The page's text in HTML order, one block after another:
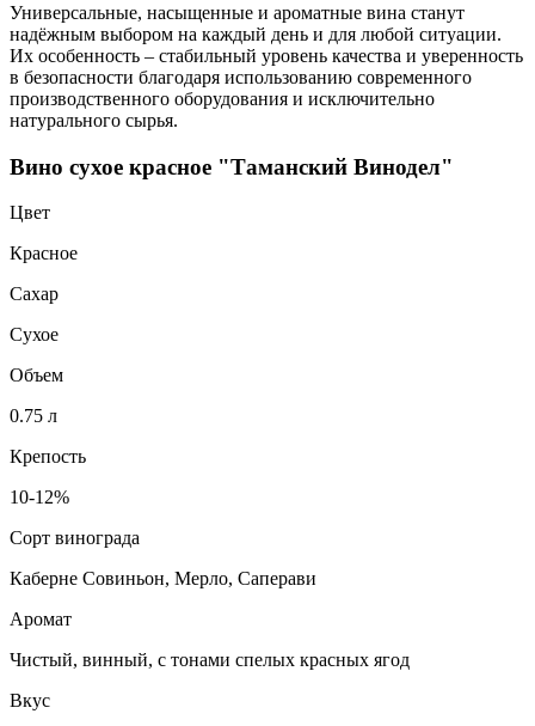
Универсальные, насыщенные и ароматные вина станут
надёжным выбором на каждый день и для любой ситуации.
Их особенность – стабильный уровень качества и уверенность
в безопасности благодаря использованию современного
производственного оборудования и исключительно
натурального сырья.
Вино сухое красное "Таманский Винодел"
Цвет
Красное
Сахар
Сухое
Объем
0.75 л
Крепость
10-12%
Сорт винограда
Каберне Совиньон, Мерло, Саперави
Аромат
Чистый, винный, с тонами спелых красных ягод
Вкус